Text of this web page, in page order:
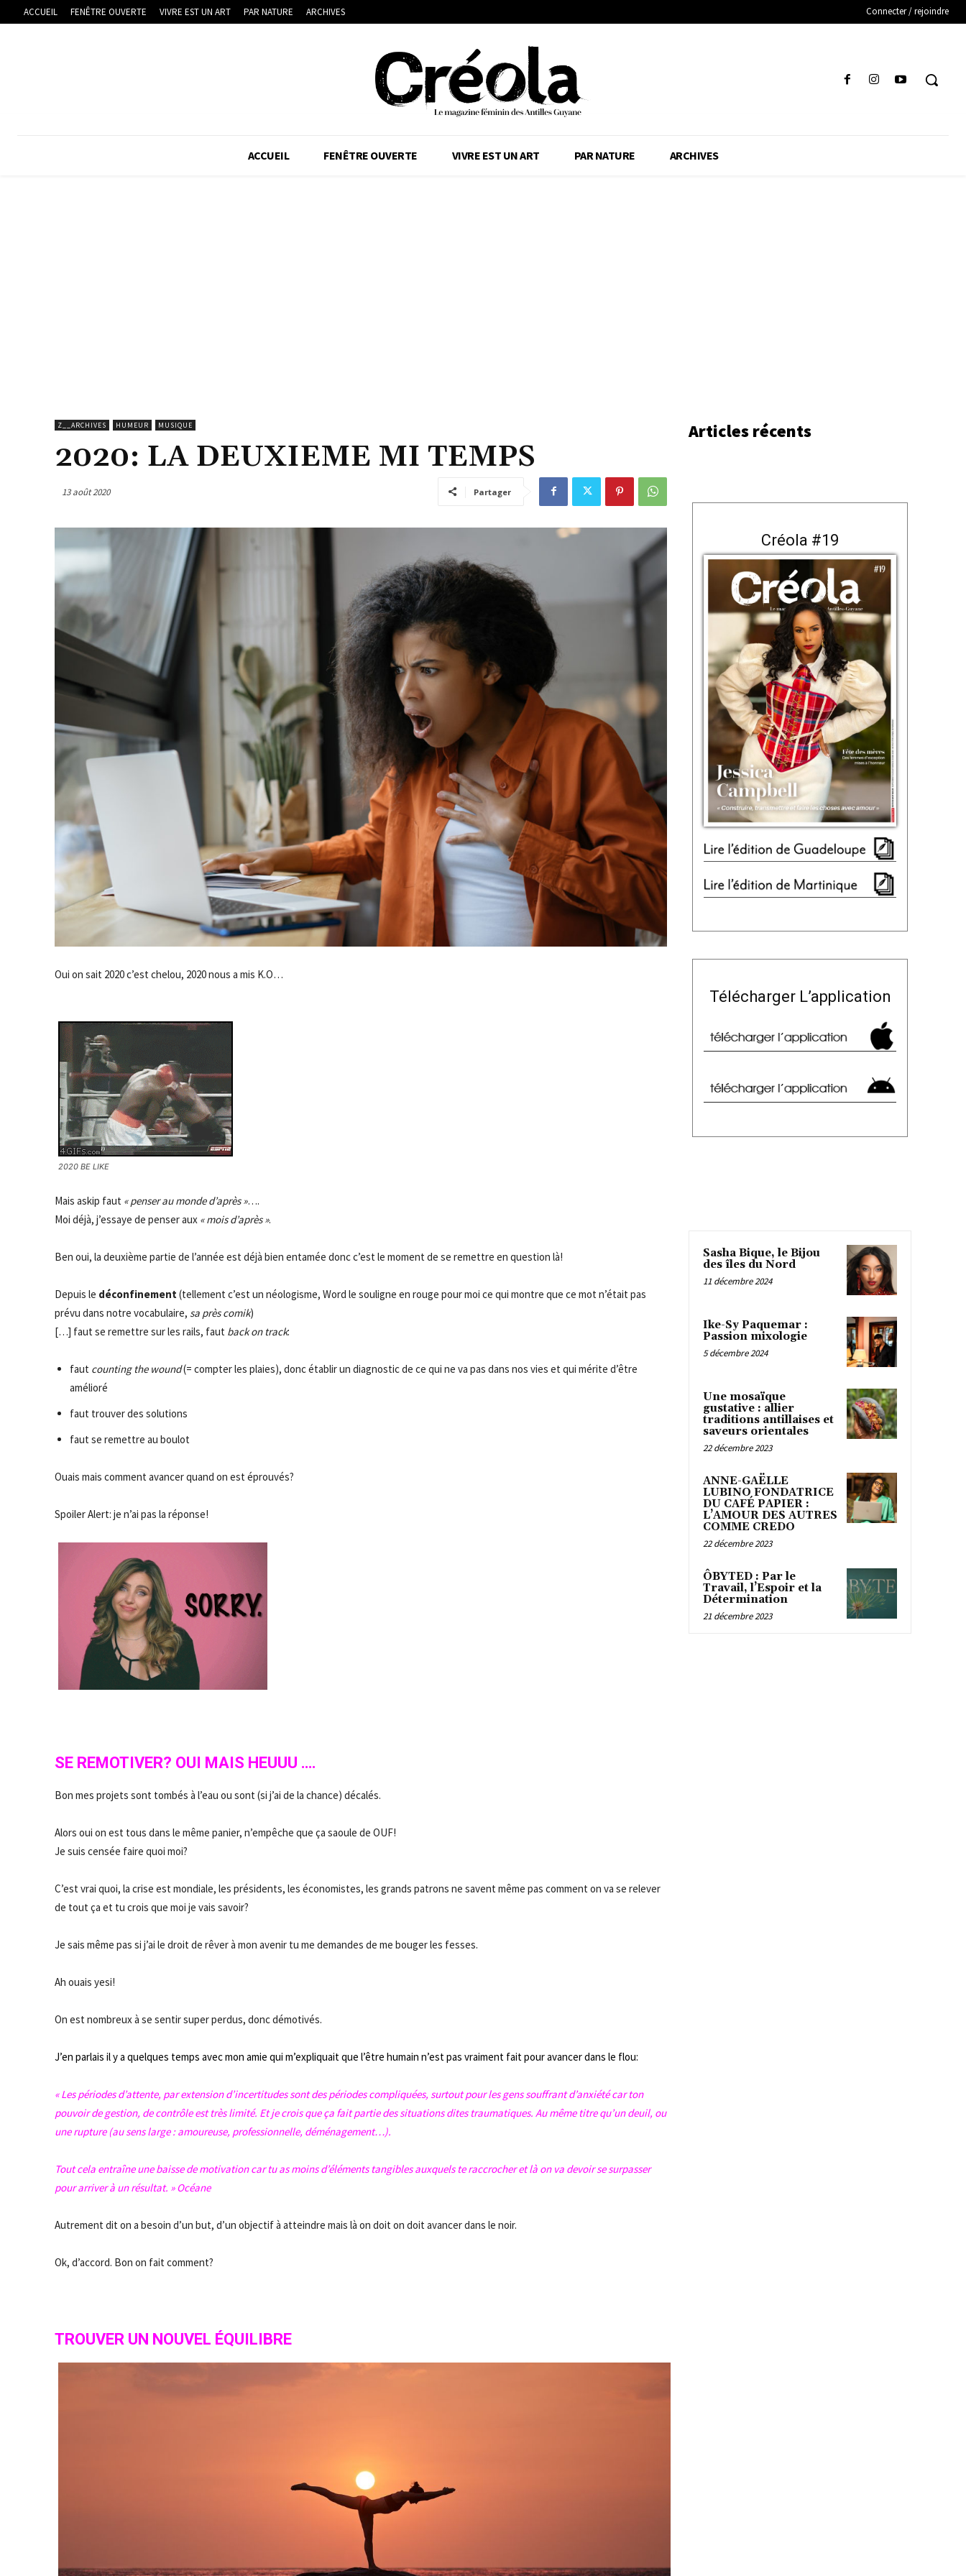
ACCUEIL FENÊTRE OUVERTE VIVRE EST UN ART PAR NATURE ARCHIVES Connecter / rejoindre
ACCUEIL FENÊTRE OUVERTE VIVRE EST UN ART PAR NATURE ARCHIVES
Z__ARCHIVES HUMEUR MUSIQUE
2020: LA DEUXIEME MI TEMPS
13 août 2020 Partager
Oui on sait 2020 c’est chelou, 2020 nous a mis K.O…
2020 BE LIKE
Mais askip faut « penser au monde d’après »….
Moi déjà, j’essaye de penser aux « mois d’après ».
Ben oui, la deuxième partie de l’année est déjà bien entamée donc c’est le moment de se remettre en question là!
Depuis le déconfinement(tellement c’est un néologisme, Word le souligne en rouge pour moi ce qui montre que ce mot n’était pas
prévu dans notre vocabulaire, sa près comik)
[…] faut se remettre sur les rails, faut back on track:
faut counting the wound(= compter les plaies), donc établir un diagnostic de ce qui ne va pas dans nos vies et qui mérite d’être
amélioré
faut trouver des solutions
faut se remettre au boulot
Ouais mais comment avancer quand on est éprouvés?
Spoiler Alert: je n’ai pas la réponse!
SE REMOTIVER? OUI MAIS HEUUU ….
Bon mes projets sont tombés à l’eau ou sont (si j’ai de la chance) décalés.
Alors oui on est tous dans le même panier, n’empêche que ça saoule de OUF!
Je suis censée faire quoi moi?
C’est vrai quoi, la crise est mondiale, les présidents, les économistes, les grands patrons ne savent même pas comment on va se relever
de tout ça et tu crois que moi je vais savoir?
Je sais même pas si j’ai le droit de rêver à mon avenir tu me demandes de me bouger les fesses.
Ah ouais yesi!
On est nombreux à se sentir super perdus, donc démotivés.
J’en parlais il y a quelques temps avec mon amie qui m’expliquait que l’être humain n’est pas vraiment fait pour avancer dans le flou:
« Les périodes d’attente, par extension d’incertitudes sont des périodes compliquées, surtout pour les gens souffrant d’anxiété car ton
pouvoir de gestion, de contrôle est très limité. Et je crois que ça fait partie des situations dites traumatiques. Au même titre qu’un deuil, ou
une rupture (au sens large : amoureuse, professionnelle, déménagement…).
Tout cela entraîne une baisse de motivation car tu as moins d’éléments tangibles auxquels te raccrocher et là on va devoir se surpasser
pour arriver à un résultat. » Océane
Autrement dit on a besoin d’un but, d’un objectif à atteindre mais là on doit on doit avancer dans le noir.
Ok, d’accord. Bon on fait comment?
TROUVER UN NOUVEL ÉQUILIBRE
Articles récents
Créola #19
Télécharger L’application
Sasha Bique, le Bijou
des îles du Nord
11 décembre 2024
Ike-Sy Paquemar :
Passion mixologie
5 décembre 2024
Une mosaïque
gustative : allier
traditions antillaises et
saveurs orientales
22 décembre 2023
ANNE-GAËLLE
LUBINO FONDATRICE
DU CAFÉ PAPIER :
L’AMOUR DES AUTRES
COMME CREDO
22 décembre 2023
ÔBYTED : Par le
Travail, l’Espoir et la
Détermination
21 décembre 2023